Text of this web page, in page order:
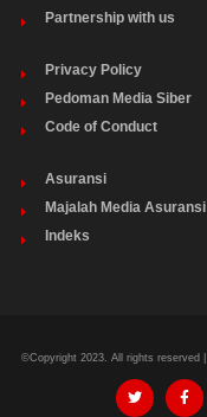
Partnership with us
Privacy Policy
Pedoman Media Siber
Code of Conduct
Asuransi
Majalah Media Asuransi
Indeks
©Copyright 2023. All rights reserved |